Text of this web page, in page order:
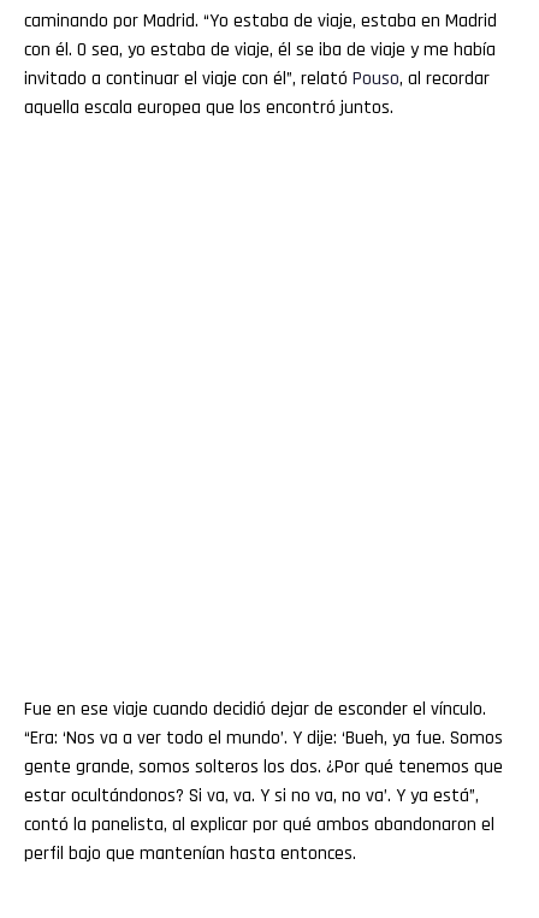
caminando por Madrid. “Yo estaba de viaje, estaba en Madrid
con él. O sea, yo estaba de viaje, él se iba de viaje y me había
invitado a continuar el viaje con él”, relató Pouso, al recordar
aquella escala europea que los encontró juntos.
Fue en ese viaje cuando decidió dejar de esconder el vínculo.
“Era: ‘Nos va a ver todo el mundo’. Y dije: ‘Bueh, ya fue. Somos
gente grande, somos solteros los dos. ¿Por qué tenemos que
estar ocultándonos? Si va, va. Y si no va, no va’. Y ya está”,
contó la panelista, al explicar por qué ambos abandonaron el
perfil bajo que mantenían hasta entonces.